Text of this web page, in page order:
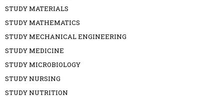
STUDY MATERIALS
STUDY MATHEMATICS
STUDY MECHANICAL ENGINEERING
STUDY MEDICINE
STUDY MICROBIOLOGY
STUDY NURSING
STUDY NUTRITION